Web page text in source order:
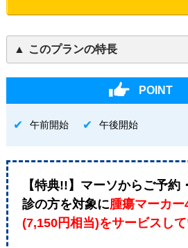
このプランの特長
POINT
午前開始 午後開始
【特典!!】マーソからご予約
診の方を対象に腫瘍マーカー
(7,150円相当)をサービスして